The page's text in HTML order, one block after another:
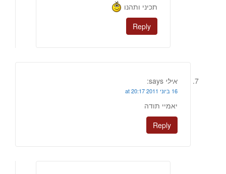
תכיני ותהנו
Reply
אילי says:
16 ביוני 2011 at 20:17
יאמיי תודה
Reply